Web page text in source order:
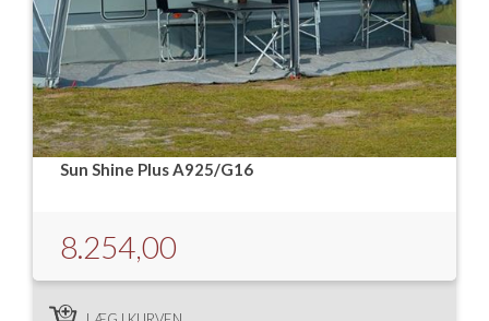
Sun Shine Plus A925/G16
8.254,00